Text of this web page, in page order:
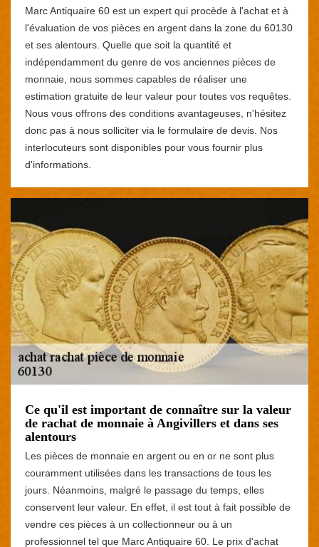
Marc Antiquaire 60 est un expert qui procède à l'achat et à
l'évaluation de vos pièces en argent dans la zone du 60130
et ses alentours. Quelle que soit la quantité et
indépendamment du genre de vos anciennes pièces de
monnaie, nous sommes capables de réaliser une
estimation gratuite de leur valeur pour toutes vos requêtes.
Nous vous offrons des conditions avantageuses, n'hésitez
donc pas à nous solliciter via le formulaire de devis. Nos
interlocuteurs sont disponibles pour vous fournir plus
d'informations.
Ce qu'il est important de connaître sur la valeur
de rachat de monnaie à Angivillers et dans ses
alentours
Les pièces de monnaie en argent ou en or ne sont plus
couramment utilisées dans les transactions de tous les
jours. Néanmoins, malgré le passage du temps, elles
conservent leur valeur. En effet, il est tout à fait possible de
vendre ces pièces à un collectionneur ou à un
professionnel tel que Marc Antiquaire 60. Le prix d'achat